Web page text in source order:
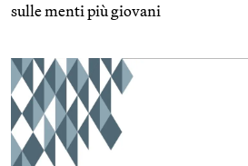
sulle menti più giovani